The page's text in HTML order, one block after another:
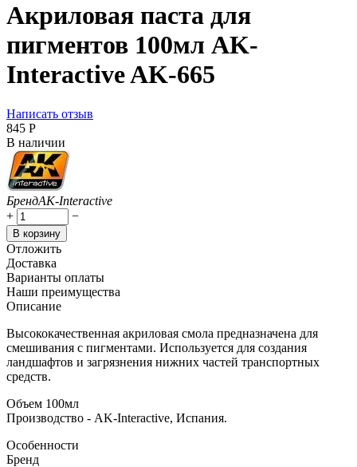
Акриловая паста для
пигментов 100мл AK-
Interactive AK-665
Написать отзыв
‍845‍ Р
В наличии
БрендAK-Interactive
+
−
В корзину
Отложить
Доставка
Варианты оплаты
Наши преимущества
Описание
Высококачественная акриловая смола предназначена для
смешивания с пигментами. Используется для создания
ландшафтов и загрязнения нижних частей транспортных
средств.
Объем 100мл
Производство - AK-Interactive, Испания.
Особенности
Бренд